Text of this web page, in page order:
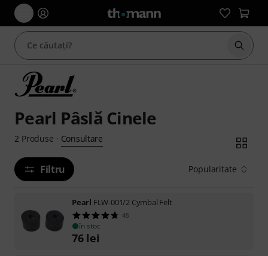
Pearl Pâslă Cinele
2 Produse · Consultare
Filtru Popularitate
Pearl FLW-001/2 Cymbal Felt
45
în stoc
76 lei